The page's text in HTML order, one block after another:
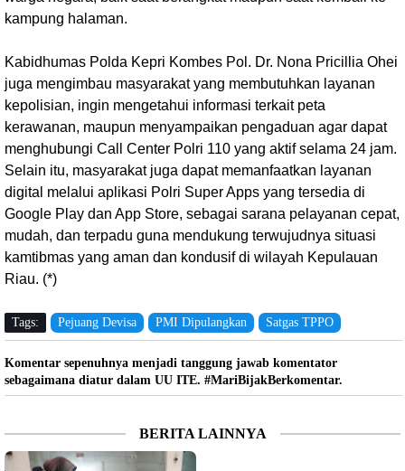
kampung halaman.
Kabidhumas Polda Kepri Kombes Pol. Dr. Nona Pricillia Ohei
juga mengimbau masyarakat yang membutuhkan layanan
kepolisian, ingin mengetahui informasi terkait peta
kerawanan, maupun menyampaikan pengaduan agar dapat
menghubungi Call Center Polri 110 yang aktif selama 24 jam.
Selain itu, masyarakat juga dapat memanfaatkan layanan
digital melalui aplikasi Polri Super Apps yang tersedia di
Google Play dan App Store, sebagai sarana pelayanan cepat,
mudah, dan terpadu guna mendukung terwujudnya situasi
kamtibmas yang aman dan kondusif di wilayah Kepulauan
Riau. (*)
Tags: Pejuang Devisa PMI Dipulangkan Satgas TPPO
Komentar sepenuhnya menjadi tanggung jawab komentator
sebagaimana diatur dalam UU ITE. #MariBijakBerkomentar.
BERITA LAINNYA